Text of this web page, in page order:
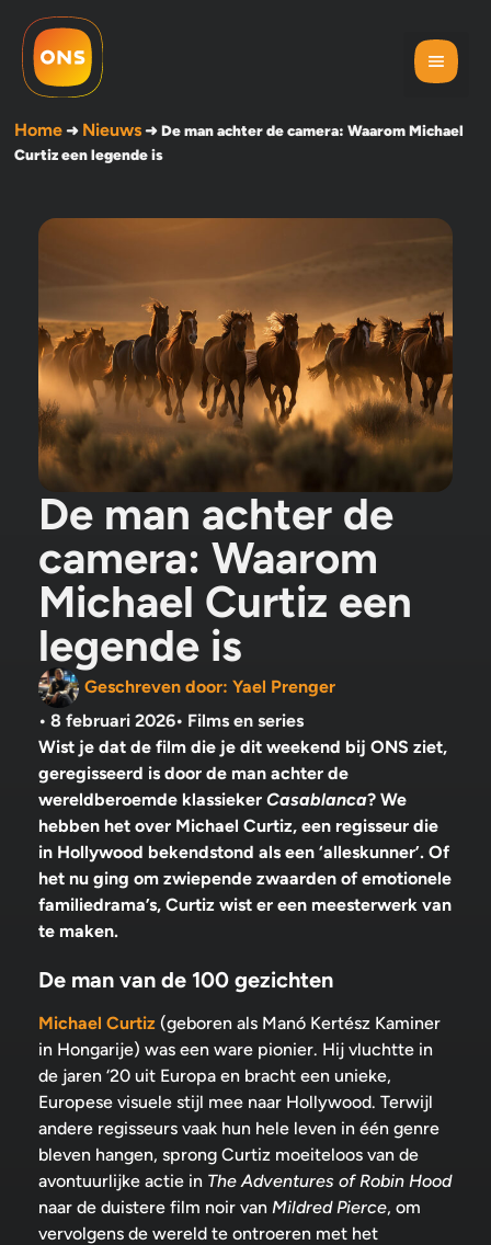
Home➜ Nieuws➜De man achter de camera: Waarom Michael
Curtiz een legende is
De man achter de
camera: Waarom
Michael Curtiz een
legende is
Geschreven door: Yael Prenger
• 8 februari 2026• Films en series
Wist je dat de film die je dit weekend bij ONS ziet,
geregisseerd is door de man achter de
wereldberoemde klassieker Casablanca? We
hebben het over Michael Curtiz, een regisseur die
in Hollywood bekendstond als een ‘alleskunner’. Of
het nu ging om zwiepende zwaarden of emotionele
familiedrama’s, Curtiz wist er een meesterwerk van
te maken.
De man van de 100 gezichten
Michael Curtiz (geboren als Manó Kertész Kaminer
in Hongarije) was een ware pionier. Hij vluchtte in
de jaren ‘20 uit Europa en bracht een unieke,
Europese visuele stijl mee naar Hollywood. Terwijl
andere regisseurs vaak hun hele leven in één genre
bleven hangen, sprong Curtiz moeiteloos van de
avontuurlijke actie in The Adventures of Robin Hood
naar de duistere film noir van Mildred Pierce, om
vervolgens de wereld te ontroeren met het